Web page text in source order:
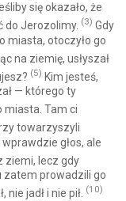
się okazało, że
do Jerozolimy. (3) Gdy
miasta, otoczyło go
na ziemię, usłyszał
(5) Kim jesteś,
— którego ty
miasta. Tam ci
towarzyszyli
głos, ale
ziemi, lecz gdy
zatem prowadzili go
jadł i nie pił. (10)